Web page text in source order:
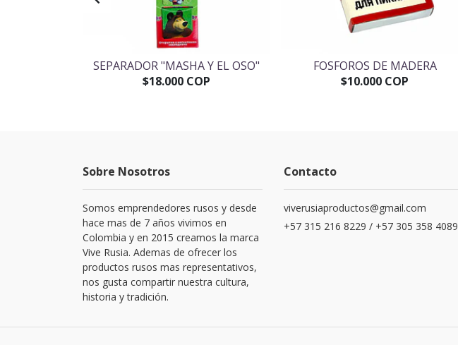
SEPARADOR "MASHA Y EL OSO"
$18.000 COP
FOSFOROS DE MADERA
$10.000 COP
Sobre Nosotros
Somos emprendedores rusos y desde
hace mas de 7 años vivimos en
Colombia y en 2015 creamos la marca
Vive Rusia. Ademas de ofrecer los
productos rusos mas representativos,
nos gusta compartir nuestra cultura,
historia y tradición.
Contacto
viverusiaproductos@gmail.com
+57 315 216 8229 / +57 305 358 4089